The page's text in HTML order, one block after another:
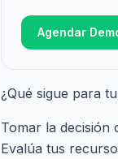
Agendar
¿Qué sigue para
Tomar la decisión
Evalúa tus